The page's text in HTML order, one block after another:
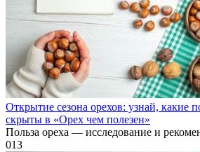
Открытие сезона орехов: узнай, какие
скрыты в «Орех чем полезен»
Польза ореха — исследование и
013